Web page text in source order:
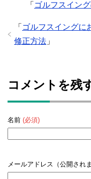
「 ゴルフスイン
「 ゴルフスイングに
修正方法 」
コメントを残
名前 (必須)
メールアドレス（公開され